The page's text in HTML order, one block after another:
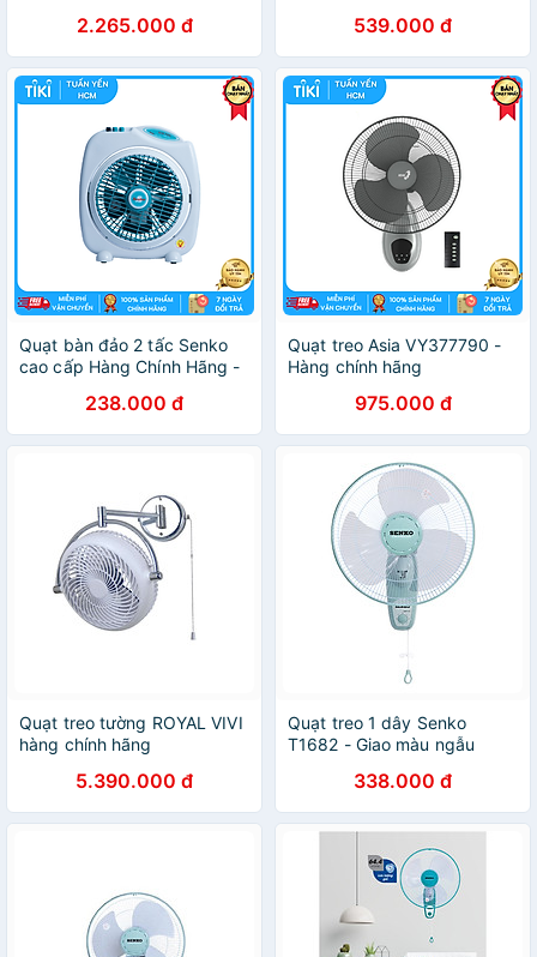
2.265.000 đ
hãng - Được chọn màu
539.000 đ
Quạt bàn đảo 2 tấc Senko
cao cấp Hàng Chính Hãng -
238.000 đ
Quạt treo Asia VY377790 -
Hàng chính hãng
975.000 đ
Quạt treo tường ROYAL VIVI
hàng chính hãng
5.390.000 đ
Quạt treo 1 dây Senko
T1682 - Giao màu ngẫu
338.000 đ